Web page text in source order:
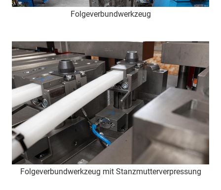
Folgeverbundwerkzeug
Folgeverbundwerkzeug mit Stanzmutterverpressung